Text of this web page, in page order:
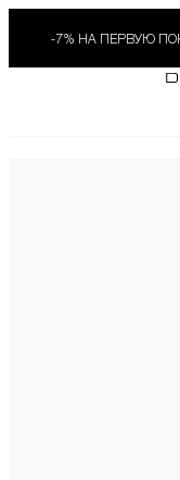
-7% НА ПЕРВУЮ